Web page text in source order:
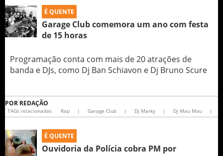
É QUENTE
Garage Club comemora um ano com festa
de 15 horas
Programação conta com mais de 20 atrações de
banda e DJs, como Dj Ban Schiavon e Dj Bruno Scure
POR REDAÇÃO
TAGs relacionadas Rap | Garage Club | Dj Marky | Dj Mau Mau |
É QUENTE
Ouvidoria da Polícia cobra PM por